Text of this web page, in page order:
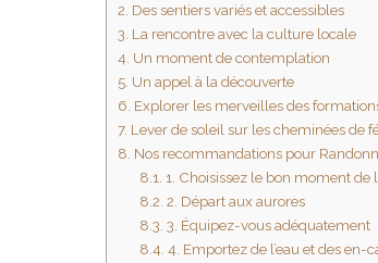
2. Des sentiers variés et accessibles
3. La rencontre avec la culture locale
4. Un moment de contemplation
5. Un appel à la découverte
6. Explorer les merveilles des
7. Lever de soleil sur les cheminées de
8. Nos recommandations pour
8.1. 1. Choisissez le bon moment de
8.2. 2. Départ aux aurores
8.3. 3. Équipez-vous adéquatement
8.4. 4. Emportez de l’eau et des en-